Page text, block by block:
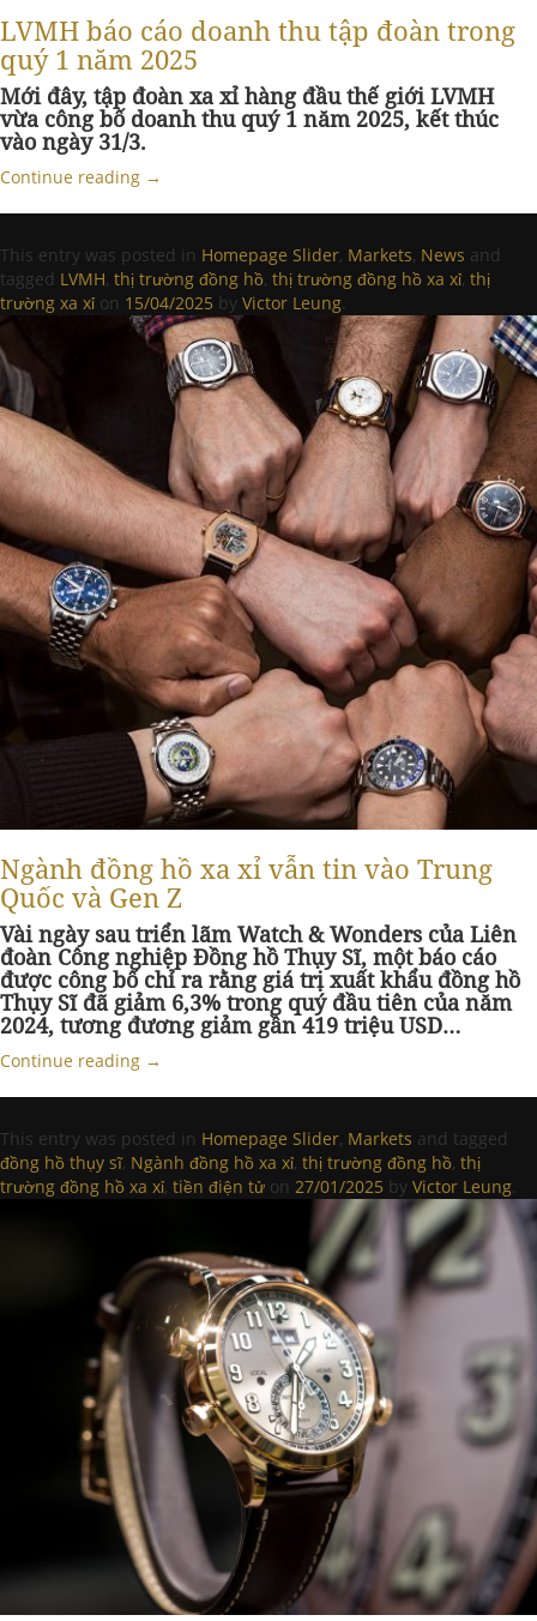
LVMH báo cáo doanh thu tập đoàn trong
quý 1 năm 2025
Mới đây, tập đoàn xa xỉ hàng đầu thế giới LVMH
vừa công bố doanh thu quý 1 năm 2025, kết thúc
vào ngày 31/3.
Continue reading →
This entry was posted in Homepage Slider, Markets, News and
tagged LVMH, thị trường đồng hồ, thị trường đồng hồ xa xỉ, thị
trường xa xỉ on 15/04/2025 by Victor Leung.
Ngành đồng hồ xa xỉ vẫn tin vào Trung
Quốc và Gen Z
Vài ngày sau triển lãm Watch & Wonders của Liên
đoàn Công nghiệp Đồng hồ Thụy Sĩ, một báo cáo
được công bố chỉ ra rằng giá trị xuất khẩu đồng hồ
Thụy Sĩ đã giảm 6,3% trong quý đầu tiên của năm
2024, tương đương giảm gần 419 triệu USD…
Continue reading →
This entry was posted in Homepage Slider, Markets and tagged
đồng hồ thụy sĩ, Ngành đồng hồ xa xỉ, thị trường đồng hồ, thị
trường đồng hồ xa xỉ, tiền điện tử on 27/01/2025 by Victor Leung.